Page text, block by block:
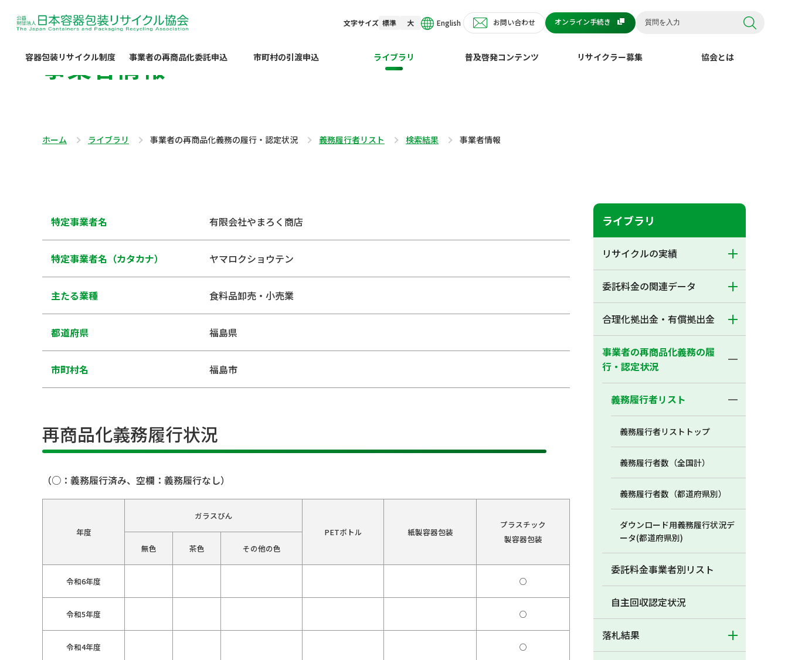
文字サイズ 標準 大 English お問い合わせ オンライン手続き
容器包装リサイクル制度 事業者の再商品化委託申込 市町村の引渡申込 ライブラリ 普及啓発コンテンツ リサイクラー募集 協会とは
事業者情報
ホーム ライブラリ 事業者の再商品化義務の履行・認定状況 義務履行者リスト 検索結果 事業者情報
特定事業者名 有限会社やまろく商店
特定事業者名（カタカナ） ヤマロクショウテン
主たる業種 食料品卸売・小売業
都道府県 福島県
市町村名 福島市
再商品化義務履行状況
（○：義務履行済み、空欄：義務履行なし）
年度
ガラスびん
PETボトル
紙製容器包装
プラスチック
製容器包装
無色
茶色 その他の色
令和6年度 ○
令和5年度 ○
令和4年度 ○
ライブラリ
リサイクルの実績
委託料金の関連データ
合理化拠出金・有償拠出金
事業者の再商品化義務の履
行・認定状況
義務履行者リスト
義務履行者リストトップ
義務履行者数（全国計）
義務履行者数（都道府県別）
ダウンロード用義務履行状況デ
ータ(都道府県別)
委託料金事業者別リスト
自主回収認定状況
落札結果